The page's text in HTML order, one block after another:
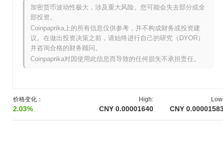
价格变化：
2.03%
High:
CNY 0.00001640 CNY
述了项目的愿景和技术规格。该项目于2021年6月推出了测试网，
允许开发者和早期用户试验平台的功能和特性。在成功测试后，主
网于2021年9月上线，标志着代币正式进入市场。 早期开发专注于
创建一个用户友好的生态系统，强调社区参与和去中心化金融
（DeFi）应用。LarryCoin的初始分配通过公平启动模型于2021年
10月进行，旨在确保所有参与者的公平访问，而没有预挖或优先分
配。这些基础步骤为LarryCoin的增长和社区驱动生态系统的建立奠
根据官方更新，LarryCoin正在为一项重要的协议升级做准备，旨在
加密货币波动性极大，涉及重大风险。您可能会失去部分或全
部投资。
Coinpaprika上的所有信息仅供参考，并不构成财务或投资建
议。在做出投资决策之前，请始终进行自己的研究（DYOR）
并咨询合格的财务顾问。
Coinpaprika对因使用此信息而导致的任何损失不承担责任。